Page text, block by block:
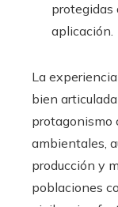
protegidas
aplicación.
La
bien
protagonismo
ambientales,
producción y
poblaciones